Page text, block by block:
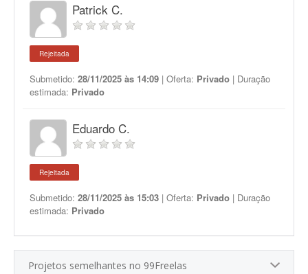
Patrick C.
Rejeitada
Submetido: 28/11/2025 às 14:09 | Oferta: Privado | Duração
estimada: Privado
Eduardo C.
Rejeitada
Submetido: 28/11/2025 às 15:03 | Oferta: Privado | Duração
estimada: Privado
Projetos semelhantes no 99Freelas